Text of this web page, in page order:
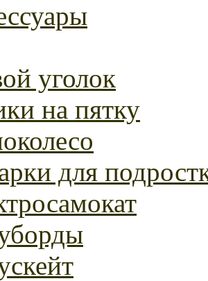
уголок
на пятку
для